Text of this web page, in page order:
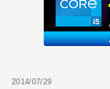
2014/07/29